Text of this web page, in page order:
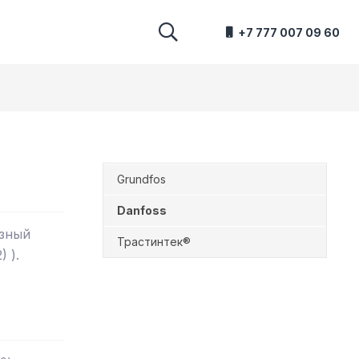
+7 777 007 09 60
).
Grundfos
Danfoss
Трастинтек®